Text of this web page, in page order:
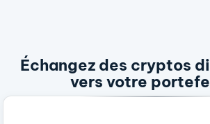
Échangez des cryptos
vers votre